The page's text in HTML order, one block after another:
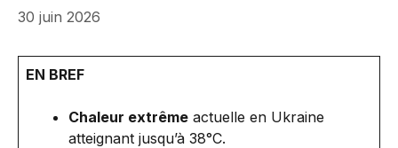
30 juin 2026
EN BREF
Chaleur extrême actuelle en Ukraine
atteignant jusqu’à 38°C.